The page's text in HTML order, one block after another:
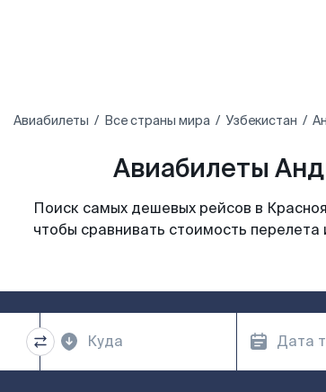
Авиабилеты Все страны мира Узбекистан
Авиабилеты
Поиск самых дешевых рейсов в
чтобы сравнивать стоимость